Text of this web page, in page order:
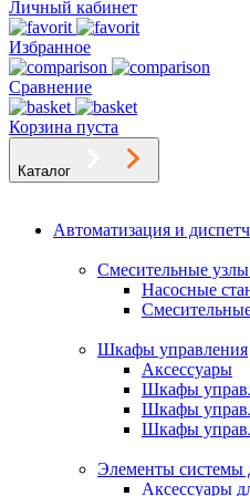
Личный кабинет
Избранное
Сравнение
Корзина пуста
Каталог
Автоматизация и
Смесительные
Насосные
Шкафы управления
Аксессуары
Шкафы
Шкафы
Шкафы
Элементы системы
Аксессуары